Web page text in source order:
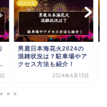
2024の
車場やア
介！
年6月13日
花火大会
三笠北海盆おどり納
火大会2024の混雑
は？駐車場やアクセ
2024年6